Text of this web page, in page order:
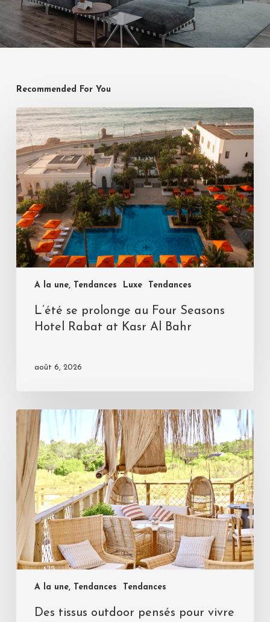
Recommended For You
A la une, Tendances Luxe Tendances
L’été se prolonge au Four Seasons
Hotel Rabat at Kasr Al Bahr
août 6, 2026
A la une, Tendances Tendances
Des tissus outdoor pensés pour vivre